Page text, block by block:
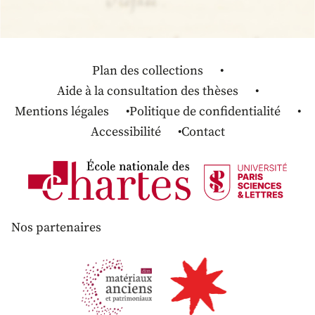
Plan des collections
Aide à la consultation des thèses
Mentions légales
Politique de confidentialité
Accessibilité
Contact
Nos partenaires